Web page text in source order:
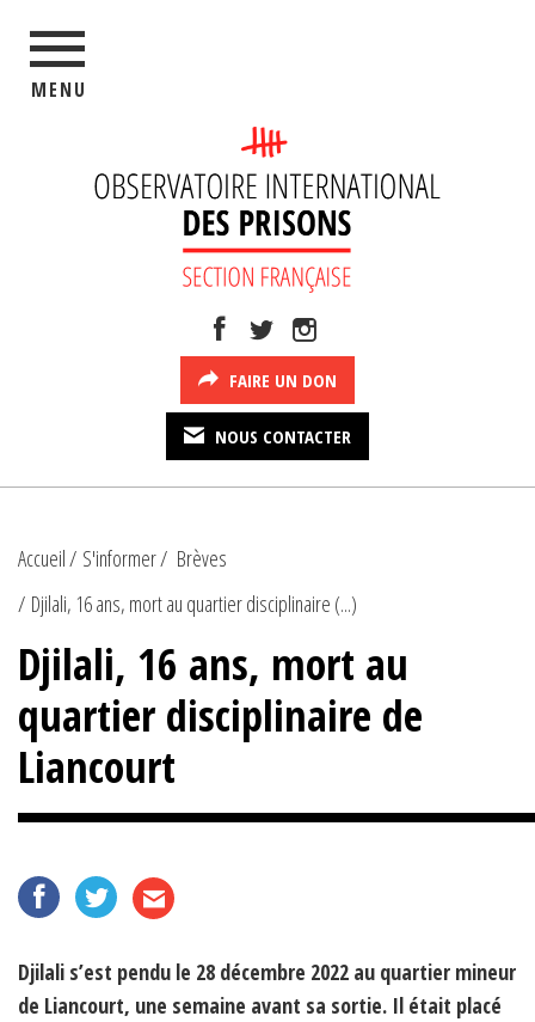
MENU
FAIRE UN DON
NOUS CONTACTER
Accueil S'informer
Brèves
Djilali, 16 ans, mort au quartier disciplinaire (...)
Djilali, 16 ans, mort au
quartier disciplinaire de
Liancourt
Djilali s’est pendu le 28 décembre 2022 au quartier mineur
de Liancourt, une semaine avant sa sortie. Il était placé